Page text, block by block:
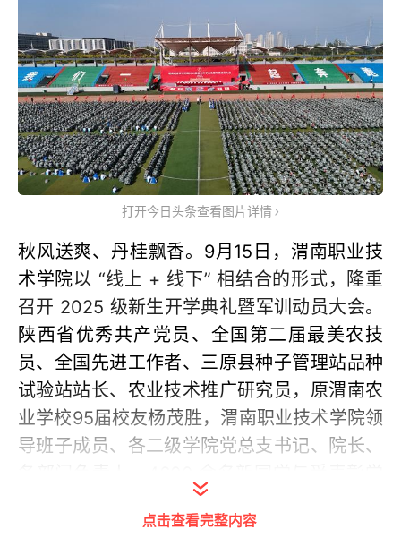
打开今日头条查看图片详情
秋风送爽、丹桂飘香。9月15日，渭南职业技
术学院以 “线上 + 线下” 相结合的形式，隆重
召开 2025 级新生开学典礼暨军训动员大会。
陕西省优秀共产党员、全国第二届最美农技
员、全国先进工作者、三原县种子管理站品种
试验站站长、农业技术推广研究员，原渭南农
业学校95届校友杨茂胜，渭南职业技术学院领
导班子成员、各二级学院党总支书记、院长、
生代表、在校生代表、新生辅导员、班主任齐
聚现场，共同见证这一充满仪式感的重要时
点击查看完整内容